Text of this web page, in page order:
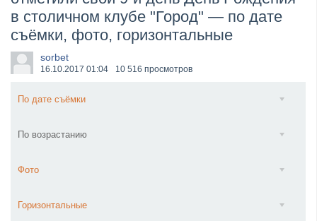
​Wacken Open Air 2027 объявил новую волну участ...
в столичном клубе "Город" — по дате
съёмки, фото, горизонтальные
sorbet
16.10.2017 01:04 10 516 просмотров
По дате съёмки
По возрастанию
Фото
Горизонтальные